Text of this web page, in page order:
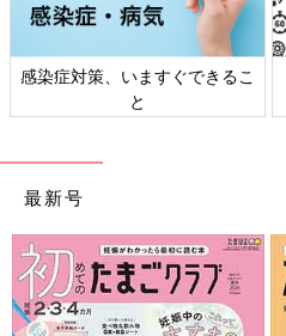
感染症対策、いますぐできるこ
と
最新号